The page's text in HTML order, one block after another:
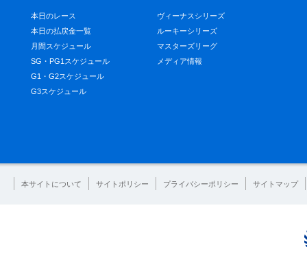
本日のレース
本日の払戻金一覧
月間スケジュール
SG・PG1スケジュール
G1・G2スケジュール
G3スケジュール
ヴィーナスシリーズ
ルーキーシリーズ
マスターズリーグ
メディア情報
本サイトについて サイトポリシー プライバシーポリシー サイトマップ